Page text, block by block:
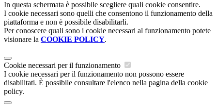
In questa schermata è possibile scegliere quali cookie consentire.
I cookie necessari sono quelli che consentono il funzionamento della
piattaforma e non è possibile disabilitarli.
Per conoscere quali sono i cookie necessari al funzionamento potete
visionare la COOKIE POLICY.
Cookie necessari per il funzionamento
I cookie necessari per il funzionamento non possono essere
disabilitati. È possibile consultare l'elenco nella pagina della cookie
policy.